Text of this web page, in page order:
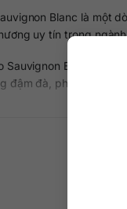
Blanc là một
uy tín trong
Sauvignon Blanc
đậm đà, phức tạp,